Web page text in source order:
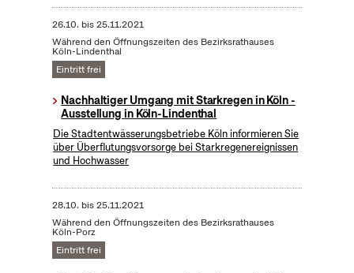
26.10. bis25.11.2021
Während den Öffnungszeiten des Bezirksrathauses
Köln-Lindenthal
Eintritt frei
Nachhaltiger Umgang mit Starkregen in Köln -
Ausstellung in Köln-Lindenthal
Die Stadtentwässerungsbetriebe Köln informieren Sie
über Überflutungsvorsorge bei Starkregenereignissen
und Hochwasser
28.10. bis25.11.2021
Während den Öffnungszeiten des Bezirksrathauses
Köln-Porz
Eintritt frei